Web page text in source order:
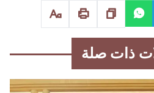
ذات صلة